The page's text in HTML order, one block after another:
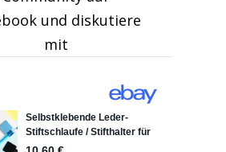
und diskutiere
mit